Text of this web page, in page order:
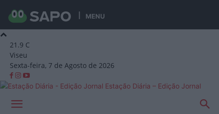
MENU
21.9 C
Viseu
Sexta-feira, 7 de Agosto de 2026
Estação Diária – Edição Jornal